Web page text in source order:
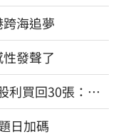
海追夢
發聲了
利買回30張：堅
日加碼